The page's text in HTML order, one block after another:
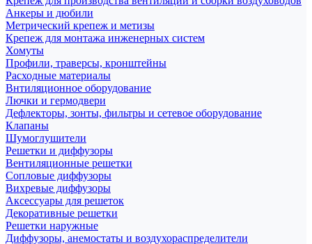
Анкеры и дюбили
Метрический крепеж и метизы
Крепеж для монтажа инженерных систем
Хомуты
Профили, траверсы, кронштейны
Расходные материалы
Внтиляционное оборудование
Лючки и гермодвери
Дефлекторы, зонты, фильтры и сетевое оборудование
Клапаны
Шумоглушители
Решетки и диффузоры
Вентиляционные решетки
Сопловые диффузоры
Вихревые диффузоры
Аксессуары для решеток
Декоративные решетки
Решетки наружные
Диффузоры, анемостаты и воздухораспределители